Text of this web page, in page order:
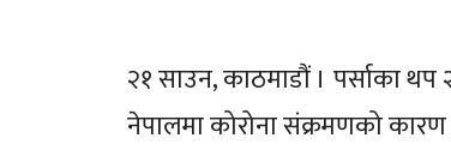
२१ साउन, काठमाडौं । पर्साका
नेपालमा कोरोना संक्रमणको